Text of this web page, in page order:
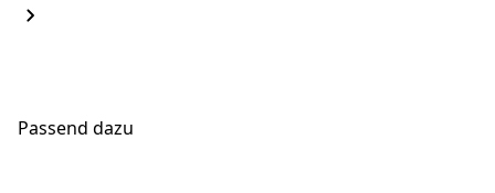
Passend dazu